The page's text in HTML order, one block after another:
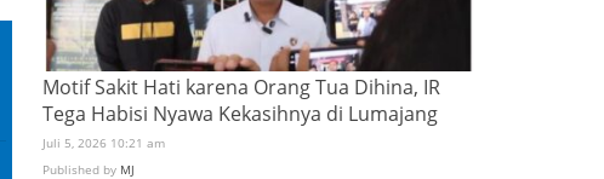
Motif Sakit Hati karena Orang Tua Dihina, IR
Tega Habisi Nyawa Kekasihnya di Lumajang
Juli 5, 2026 10:21 am
Published by MJ